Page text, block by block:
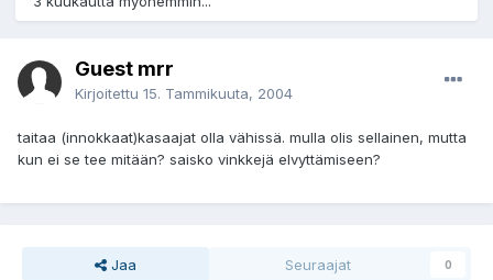
Guest mrr
Kirjoitettu 15. Tammikuuta, 2004
taitaa (innokkaat)kasaajat olla vähissä. mulla olis sellainen, mutta
kun ei se tee mitään? saisko vinkkejä elvyttämiseen?
Jaa Seuraajat 0